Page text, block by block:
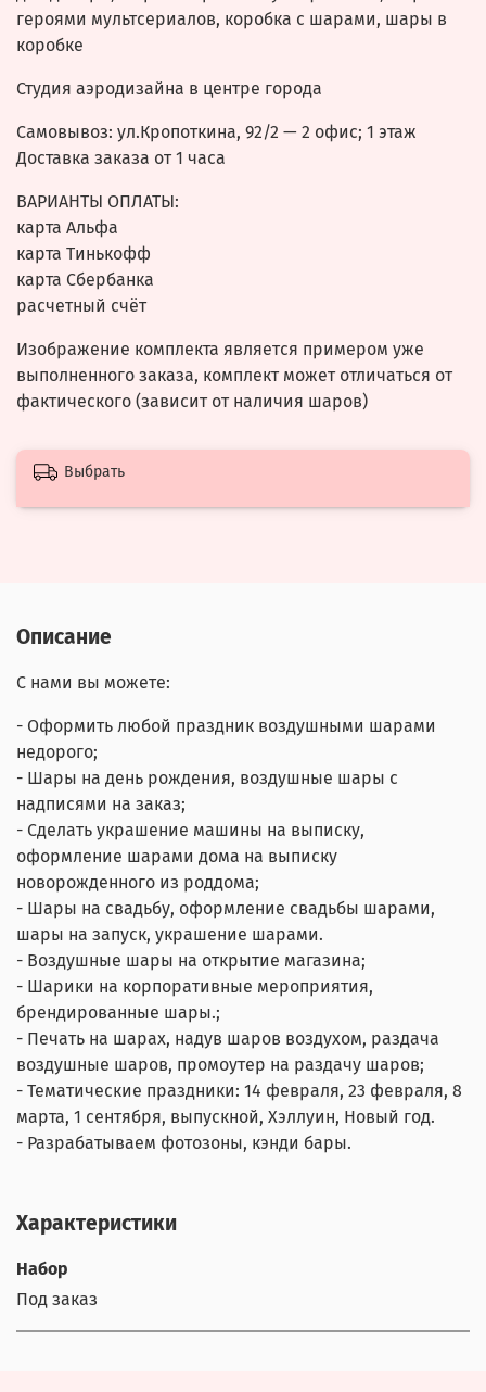
героями мультсериалов, коробка с шарами, шары в
коробке
Студия аэродизайна в центре города
Самовывоз: ул.Кропоткина, 92/2 — 2 офис; 1 этаж
Доставка заказа от 1 часа
ВАРИАНТЫ ОПЛАТЫ:
карта Альфа
карта Тинькофф
карта Сбербанка
расчетный счёт
Изображение комплекта является примером уже
выполненного заказа, комплект может отличаться от
фактического (зависит от наличия шаров)
Выбрать
Описание
С нами вы можете:
- Оформить любой праздник воздушными шарами
недорого;
- Шары на день рождения, воздушные шары с
надписями на заказ;
- Сделать украшение машины на выписку,
оформление шарами дома на выписку
новорожденного из роддома;
- Шары на свадьбу, оформление свадьбы шарами,
шары на запуск, украшение шарами.
- Воздушные шары на открытие магазина;
- Шарики на корпоративные мероприятия,
брендированные шары.;
- Печать на шарах, надув шаров воздухом, раздача
воздушные шаров, промоутер на раздачу шаров;
- Тематические праздники: 14 февраля, 23 февраля, 8
марта, 1 сентября, выпускной, Хэллуин, Новый год.
- Разрабатываем фотозоны, кэнди бары.
Характеристики
Набор
Под заказ